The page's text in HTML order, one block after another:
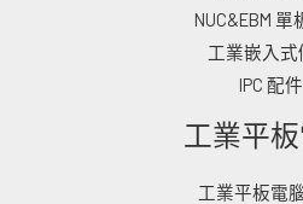
NUC&EBM 單
工業嵌入式
IPC 配件
工業平
工業平板電